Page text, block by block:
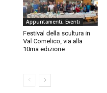
Appuntamenti, Eventi
Festival della scultura in
Val Comelico, via alla
10ma edizione